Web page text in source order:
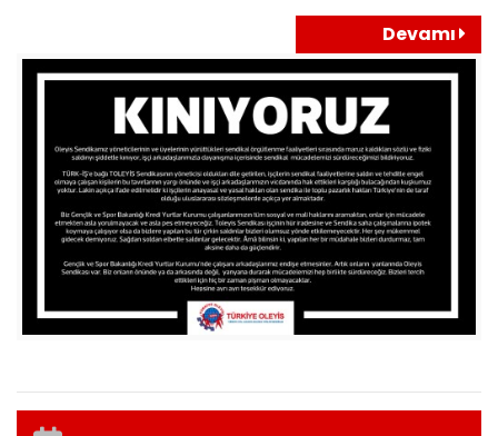
Devamı